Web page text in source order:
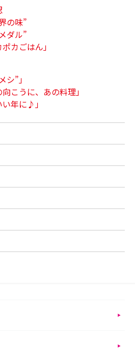
の味”
ダル”
カごはん」
シ”」
こうに、あの料理」
い年に♪」